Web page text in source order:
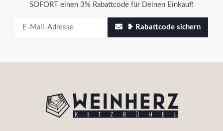
SOFORT einen 3% Rabattcode für Deinen Einkauf!
❥ Rabattcode sichern